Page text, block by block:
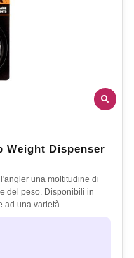
Weight Dispenser
una moltitudine di
del peso. Disponibili in
ad una varietà…